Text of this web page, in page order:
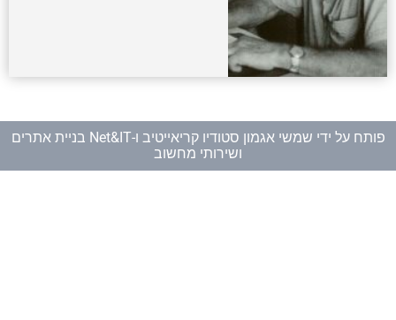
פותח על ידי שמשי אגמון סטודיו קריאייטיב ו-
Net&IT בניית אתרים
ושירותי מחשוב